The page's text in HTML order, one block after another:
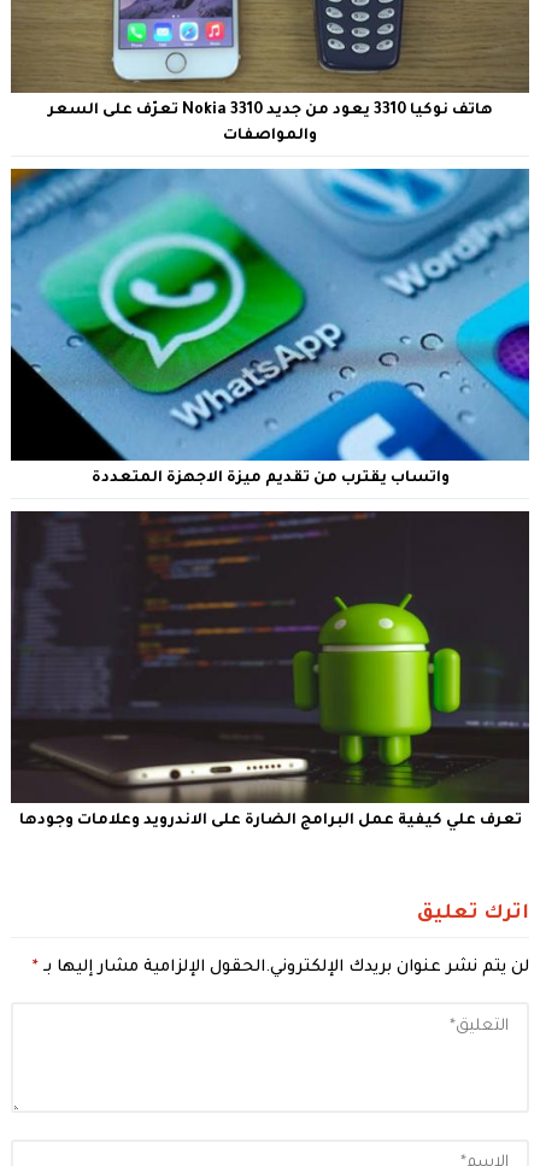
هاتف نوكيا 3310 يعود من جديد Nokia 3310 تعرّف على السعر
والمواصفات
واتساب يقترب من تقديم ميزة الاجهزة المتعددة
تعرف علي كيفية عمل البرامج الضارة على الاندرويد وعلامات وجودها
اترك تعليق
لن يتم نشر عنوان بريدك الإلكتروني.الحقول الإلزامية مشار إليها بـ *